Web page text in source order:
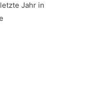
Jahr in